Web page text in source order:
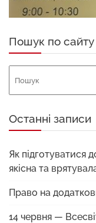
Пошук по сайту
Останні записи
Як підготуватися
якісна та
Право на
14 червня —